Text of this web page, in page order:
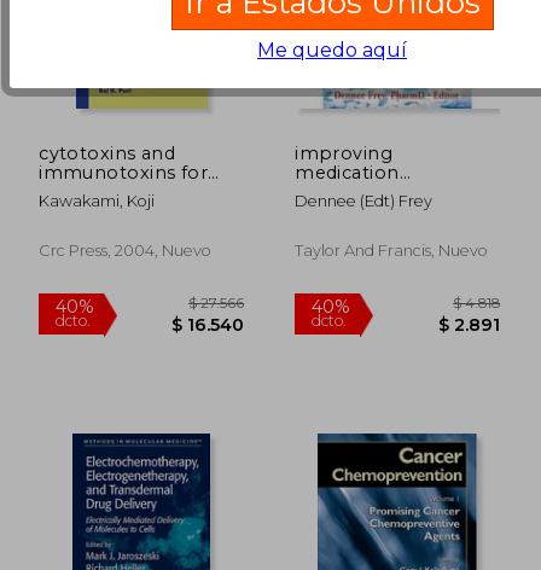
dcto. $ 1.127 dcto. $
cytotoxins and
immunotoxins for
cancer therapy:
clinical applications
Kawakami, Koji
Crc Press, 2004, Nuevo
improving
medication
management in
home care,issues and
Dennee (edt) Frey
Taylor And Francis, Nuevo
Me quedo aquí